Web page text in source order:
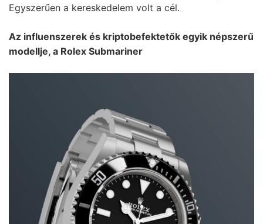
Egyszerűen a kereskedelem volt a cél.
Az influenszerek és kriptobefektetők egyik népszerű
modellje, a Rolex Submariner